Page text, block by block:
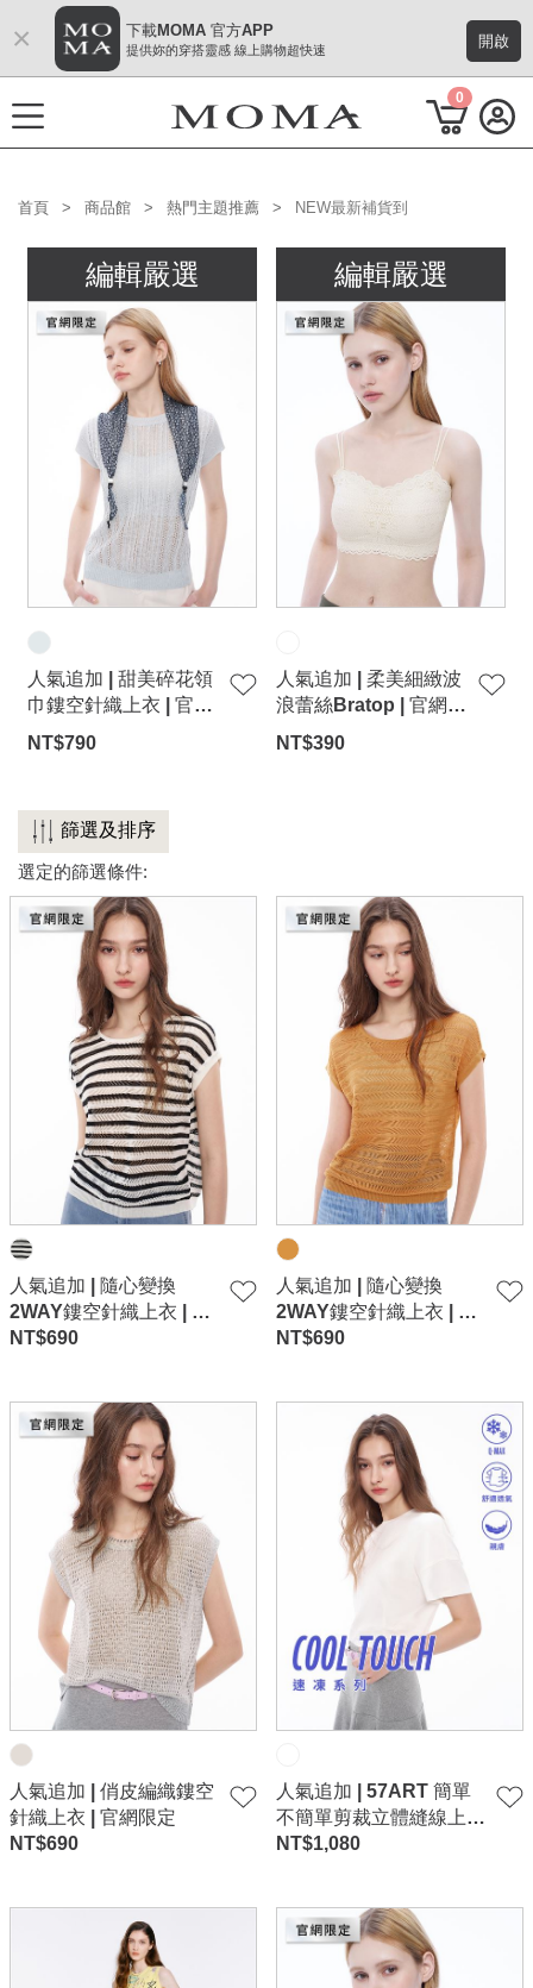
功能選單
M Plus AW 形象 與時間共存
熱門主題
每週新品
上身系列
下著系列
連身系列
百搭配件
穿搭美學
關於MOMA
網站須知與政策
× 下載MOMA 官方APP
提供妳的穿搭靈感 線上購物超快速 開啟
0
首頁 商品館 熱門主題推薦 NEW最新補貨到
編輯嚴選
人氣追加 | 甜美碎花領
巾鏤空針織上衣 | 官網
限定-淺藍
NT$790
編輯嚴選
人氣追加 | 柔美細緻波
浪蕾絲Bratop | 官網限
定
NT$390
篩選及排序
選定的篩選條件:
人氣追加 | 隨心變換
2WAY鏤空針織上衣 | 官
網限定-白
NT$690
人氣追加 | 隨心變換
2WAY鏤空針織上衣 | 官
網限定-橘
NT$690
人氣追加 | 俏皮編織鏤空
針織上衣 | 官網限定
NT$690
人氣追加 | 57ART 簡單
不簡單剪裁立體縫線上
衣-白
NT$1,080